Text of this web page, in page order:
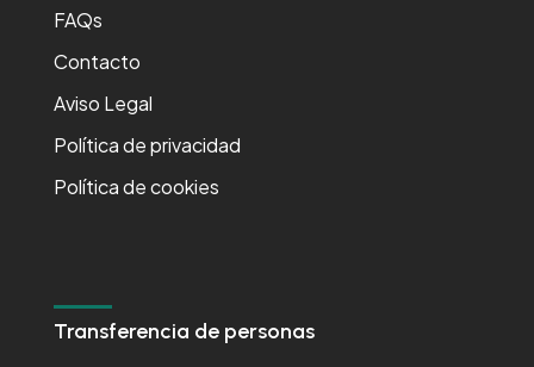
FAQs
Contacto
Aviso Legal
Política de privacidad
Política de cookies
Transferencia de personas